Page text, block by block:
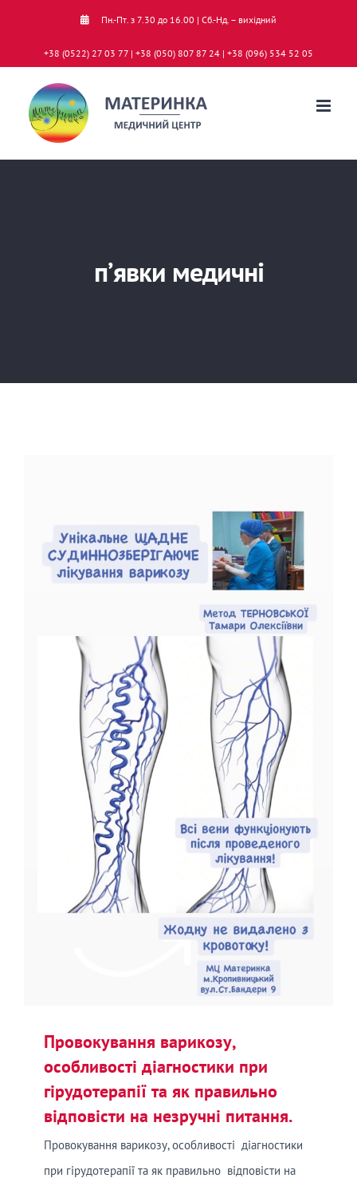
Пн.-Пт. з 7.30 до 16.00 | Сб.-Нд. – вихідний
+38 (0522) 27 03 77 | +38 (050) 807 87 24 | +38 (096) 534 52 05
п’явки медичні
Провокування варикозу,
особливості діагностики при
гірудотерапії та як правильно
відповісти на незручні питання.
Провокування варикозу, особливості діагностики
при гірудотерапії та як правильно відповісти на